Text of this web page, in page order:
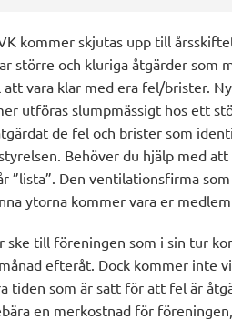
kommer skjutas upp till
större och kluriga åtgärder som
att vara klar med era fel/brister.
utföras slumpmässigt hos ett
de fel och brister som
Behöver du hjälp med
”lista”. Den ventilationsfirma
ytorna kommer vara er
ske till föreningen som i sin tur
efteråt. Dock kommer inte
tiden som är satt för att fel är
en merkostnad för